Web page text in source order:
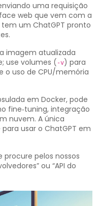
uma requisição
web que vem com a
um ChatGPT pronto
imagem atualizada
use volumes ( -v) para
o uso de CPU/memória
em Docker, pode
fine‑tuning, integração
nuvem. A única
usar o ChatGPT em
procure pelos nossos
ou “API do